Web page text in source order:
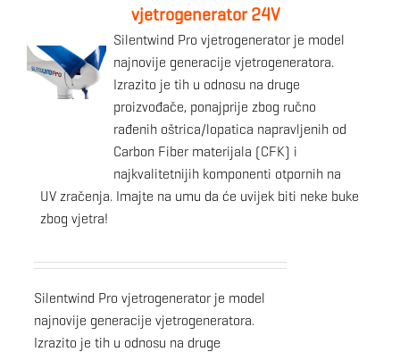
vjetrogenerator 24V
Silentwind Pro vjetrogenerator je model
najnovije generacije vjetrogeneratora.
Izrazito je tih u odnosu na druge
proizvođače, ponajprije zbog ručno
rađenih oštrica/lopatica napravljenih od
Carbon Fiber materijala (CFK) i
najkvalitetnijih komponenti otpornih na
UV zračenja. Imajte na umu da će uvijek biti neke buke
zbog vjetra!
Silentwind Pro vjetrogenerator je model
najnovije generacije vjetrogeneratora.
Izrazito je tih u odnosu na druge